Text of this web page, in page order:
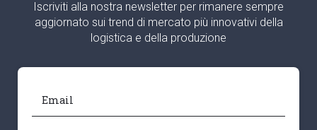
Iscriviti alla nostra newsletter per rimanere sempre
aggiornato sui trend di mercato più innovativi della
logistica e della produzione